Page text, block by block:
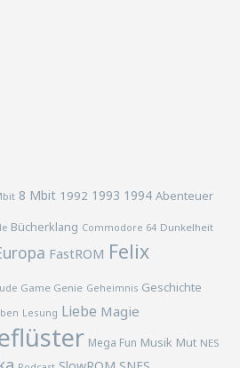
8 Mbit 1992 1993 1994 Abenteuer
Bücherklang Commodore 64 Dunkelheit
FastROM Felix
Game Genie Geheimnis Geschichte
Lesung Liebe Magie
Mega Fun Musik Mut NES